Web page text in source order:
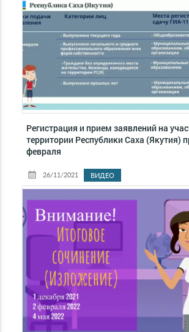
Регистрация и прием заявлений на
территории Республики Саха (Якутия)
февраля
26/11/2021 ВИДЕО